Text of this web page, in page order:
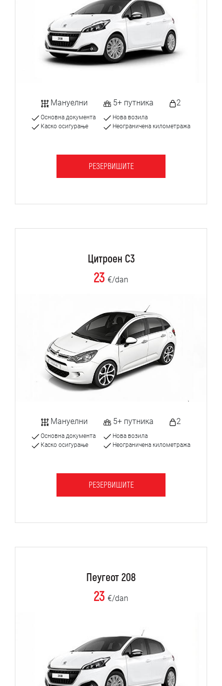
Мануелни 5+ путника 2
Основна документа
Каско осигурање
Нова возила
Неограничена километража
РЕЗЕРВИШИТЕ
Цитроен C3
23 €/dan
Мануелни 5+ путника 2
Основна документа
Каско осигурање
Нова возила
Неограничена километража
РЕЗЕРВИШИТЕ
Пеугеот 208
23 €/dan